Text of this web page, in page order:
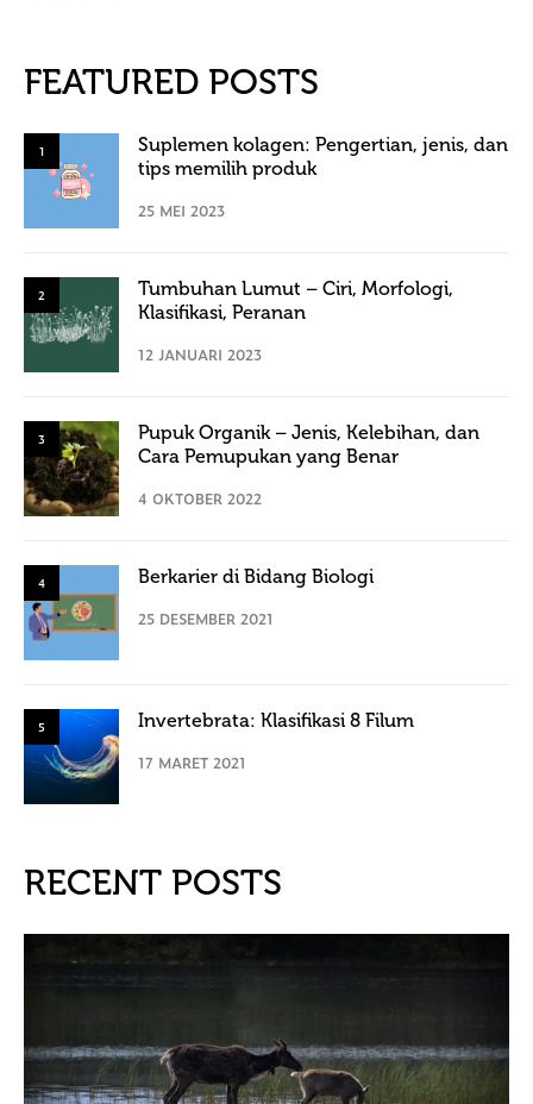
FEATURED POSTS
1
Suplemen kolagen: Pengertian, jenis, dan
tips memilih produk
25 MEI 2023
2
Tumbuhan Lumut – Ciri, Morfologi,
Klasifikasi, Peranan
12 JANUARI 2023
3
Pupuk Organik – Jenis, Kelebihan, dan
Cara Pemupukan yang Benar
4 OKTOBER 2022
4 Berkarier di Bidang Biologi
25 DESEMBER 2021
5 Invertebrata: Klasifikasi 8 Filum
17 MARET 2021
RECENT POSTS